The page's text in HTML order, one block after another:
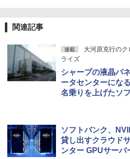
関連記事
連載
大河原克行の
ライズ
シャープの液晶パ
ータセンターにな
名乗りを上げたソ
ソフトバンク、
貸し出すクラウド
ンター GPUサーバ